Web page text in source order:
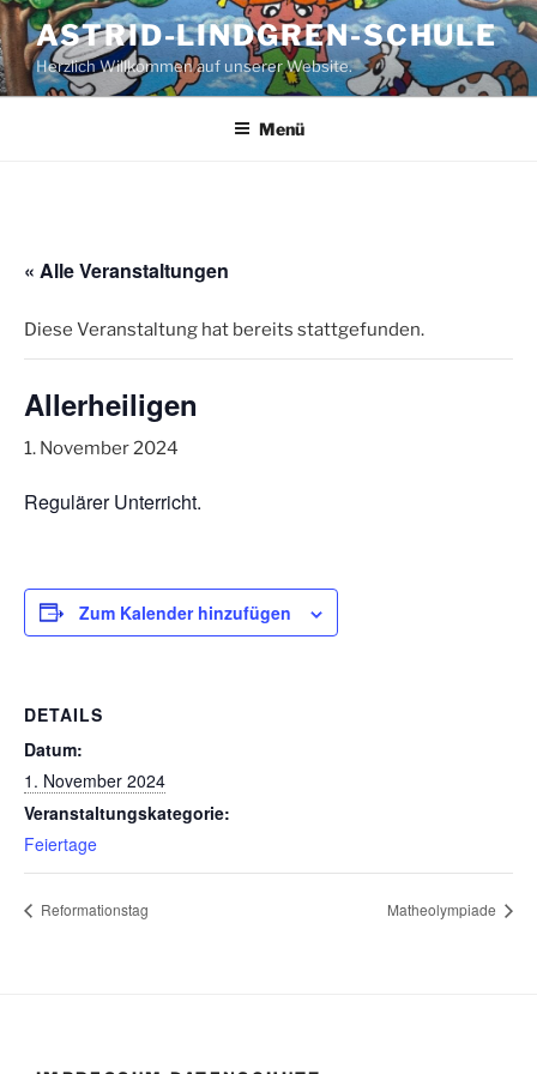
Zum
Inhalt
springen
ASTRID-LINDGREN-SCHULE
Herzlich Willkommen auf unserer Website.
Menü
« Alle Veranstaltungen
Diese Veranstaltung hat bereits stattgefunden.
Allerheiligen
1. November 2024
Regulärer Unterricht.
Zum Kalender hinzufügen
DETAILS
Datum:
1. November 2024
Veranstaltungskategorie:
Feiertage
Reformationstag Matheolympiade